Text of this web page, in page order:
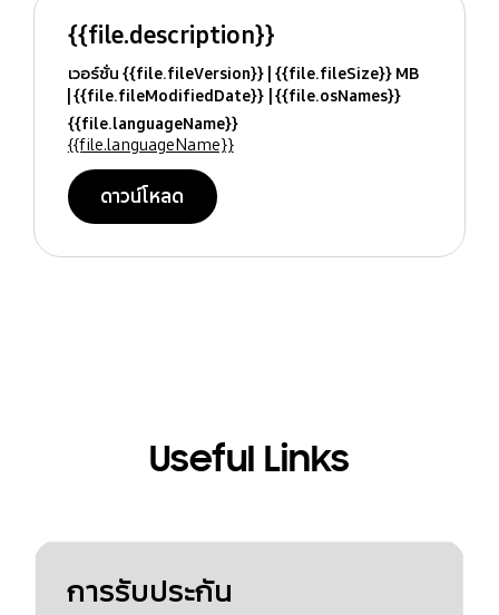
{{file.description}}
เวอร์ชั่น {{file.fileVersion}} {{file.fileSize}} MB
{{file.fileModifiedDate}} {{file.osNames}}
{{file.languageName}}
{{file.languageName}}
ดาวน์โหลด
Useful Links
การรับประกัน